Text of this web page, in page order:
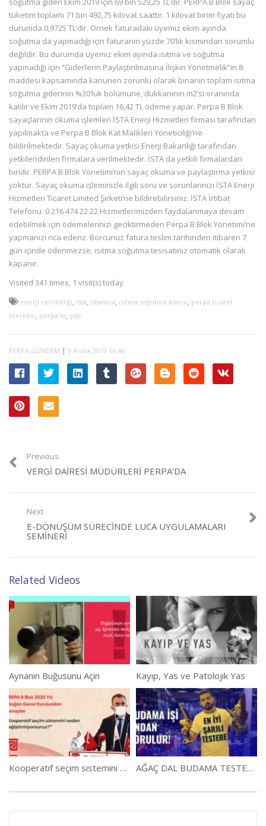
tüketim toplamı 71 bin 492,75 kilovat saattir. 1 kilovat birim fiyatı bu
durumda 0,9725 TL’dir. Örnek faturadaki üyemiz ekim ayında
soğutma da yapmadığı için faturanın yüzde 70’lik kısmından sorumlu
değildir. Bu durumda üyemiz ekim ayında ısıtma ve soğutma
yapmadığı için “Giderlerin Paylaştırılmasına İlişkin Yönetmelik”in 8.
maddesi kapsamında kanunen zorunlu olarak binanın toplam ısıtma
soğutma giderinin %30’luk bölümüne, dükkanının m2’si oranında
katılır ve Ekim 2019’da toplam 16,42 TL ödeme yapar. Perpa B Blok
sayaçlarının okuma işlemleri İSTA Enerji Hizmetleri firması tarafından
yapılmakta ve Perpa B Blok Kat Malikleri Yöneticiliği’ne
bildirilmektedir. Sayaç okuma yetkisi Enerji Bakanlığı tarafından
yetkilendirilen firmalara verilmektedir. İSTA da yetkili firmalardan
biridir. PERPA B Blok Yönetimi’nin sayaç okuma ve paylaştırma yetkisi
yoktur. Sayaç okuma işleminizle ilgili soru ve sorunlarınızı İSTA Enerji
Hizmetleri Ticaret Limited Şirketi’ne bildirebilirsiniz. İSTA İrtibat
Telefonu: 0 216 474 22 22 Hizmetlerimizden faydalanmaya devam
edebilmek için ödemelerinizi geciktirmeden Perpa B Blok Yönetimi’ne
yapmanızı rica ederiz. Borcunuz fatura teslim tarihinden itibaren 7
gün içinde ödenmezse, ısıtma soğutma tesisatınız otomatik olarak
kapanır.
Visited 341 times, 1 visit(s) today
enerji verimliliği, ista, istanbul, ısıtma soğutma borcu, perpa ticaret
merkezi, perpa tv, şişli
PERPA GÜNDEM | 9 Aralık 2019 16:46
Previous
VERGI DAIRESI MÜDÜRLERI PERPA’DA
Next
E-DÖNÜŞÜM SÜRECINDE LUCA UYGULAMALARI
SEMINERI
Related Videos
Aynanın Buğusunu Açın Kayıp, Yas ve Patolojik Yas
Kooperatif seçim sistemini neden değiştirmiyorsunuz? AĞAÇ DAL BUDAMA TESTERELERİ